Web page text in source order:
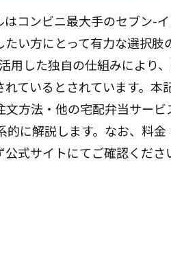
コンビニ最大手のセブン-
い方にとって有力な選択
用した独自の仕組みにより
ているとされています。
文方法・他の宅配弁当サー
的に解説します。なお、料
式サイトにてご確認くださ